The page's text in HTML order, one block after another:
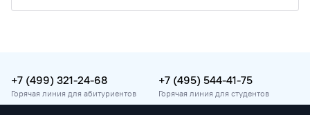
+7 (499) 321-24-68
Горячая линия для абитуриентов
+7 (495) 544-41-75
Горячая линия для студентов